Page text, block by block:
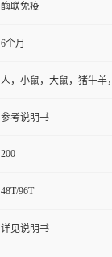
酶联免疫
6个月
人，小鼠，大鼠，猪牛羊
参考说明书
200
48T/96T
详见说明书